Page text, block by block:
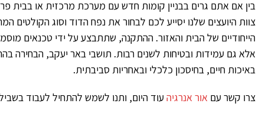
בין אם אתם גרים בבניין קומות חדש עם מערכת מרכזית או בבית
צוות היועצים שלנו יסייע לכם לבחור את נפח הדוד וסוג
הייחודיים של הבית והאזור. ההתקנה, שתתבצע על ידי טכנאים
אלא גם עמידות ובטיחות לשנים רבות. תושבי באר יעקב, הבחירה
באיכות חיים, בחיסכון כלכלי ובאחריות סביבתית.
צרו קשר עם אור אנרגיה עוד היום, ותנו לשמש להתחיל לעבוד